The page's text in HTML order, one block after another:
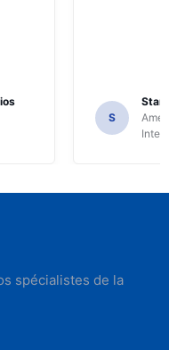
S
spécialistes de la